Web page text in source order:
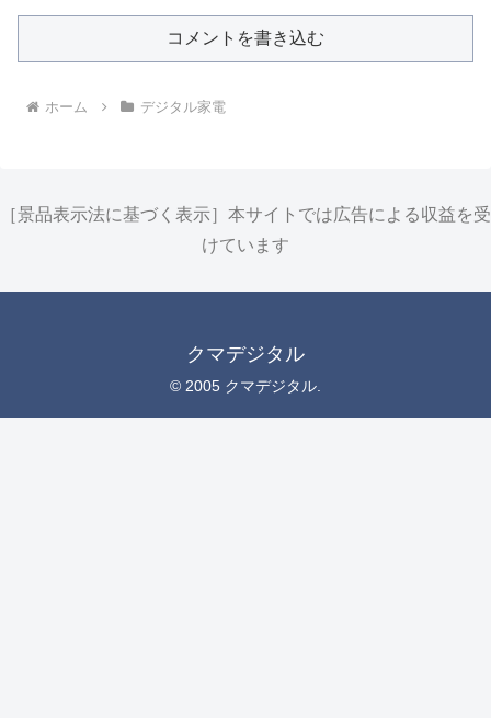
コメントを書き込む
ホーム デジタル家電
［景品表示法に基づく表示］本サイトでは広告による収益を受
けています
クマデジタル
© 2005 クマデジタル.